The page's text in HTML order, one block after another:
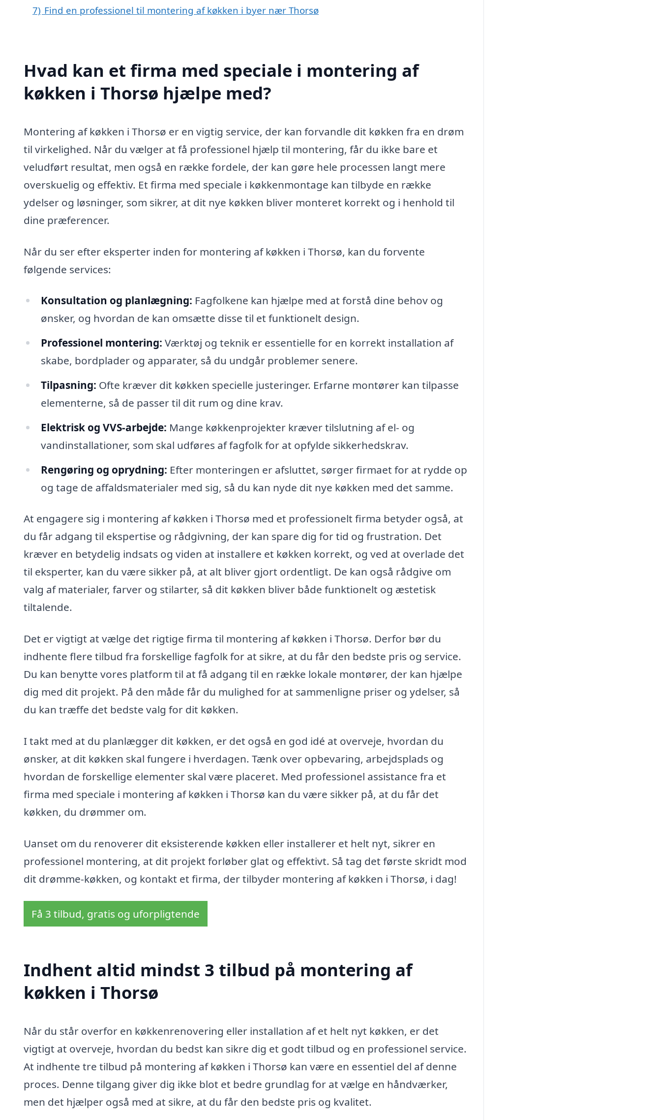
7) Find en professionel til montering af køkken i byer nær Thorsø
Hvad kan et firma med speciale i montering af
køkken i Thorsø hjælpe med?
Montering af køkken i Thorsø er en vigtig service, der kan forvandle dit køkken fra en drøm
til virkelighed. Når du vælger at få professionel hjælp til montering, får du ikke bare et
veludført resultat, men også en række fordele, der kan gøre hele processen langt mere
overskuelig og effektiv. Et firma med speciale i køkkenmontage kan tilbyde en række
ydelser og løsninger, som sikrer, at dit nye køkken bliver monteret korrekt og i henhold til
dine præferencer.
Når du ser efter eksperter inden for montering af køkken i Thorsø, kan du forvente
følgende services:
Konsultation og planlægning: Fagfolkene kan hjælpe med at forstå dine behov og
ønsker, og hvordan de kan omsætte disse til et funktionelt design.
Professionel montering: Værktøj og teknik er essentielle for en korrekt installation af
skabe, bordplader og apparater, så du undgår problemer senere.
Tilpasning: Ofte kræver dit køkken specielle justeringer. Erfarne montører kan tilpasse
elementerne, så de passer til dit rum og dine krav.
Elektrisk og VVS-arbejde: Mange køkkenprojekter kræver tilslutning af el- og
vandinstallationer, som skal udføres af fagfolk for at opfylde sikkerhedskrav.
Rengøring og oprydning: Efter monteringen er afsluttet, sørger firmaet for at rydde op
og tage de affaldsmaterialer med sig, så du kan nyde dit nye køkken med det samme.
At engagere sig i montering af køkken i Thorsø med et professionelt firma betyder også, at
du får adgang til ekspertise og rådgivning, der kan spare dig for tid og frustration. Det
kræver en betydelig indsats og viden at installere et køkken korrekt, og ved at overlade det
til eksperter, kan du være sikker på, at alt bliver gjort ordentligt. De kan også rådgive om
valg af materialer, farver og stilarter, så dit køkken bliver både funktionelt og æstetisk
tiltalende.
Det er vigtigt at vælge det rigtige firma til montering af køkken i Thorsø. Derfor bør du
indhente flere tilbud fra forskellige fagfolk for at sikre, at du får den bedste pris og service.
Du kan benytte vores platform til at få adgang til en række lokale montører, der kan hjælpe
dig med dit projekt. På den måde får du mulighed for at sammenligne priser og ydelser, så
du kan træffe det bedste valg for dit køkken.
I takt med at du planlægger dit køkken, er det også en god idé at overveje, hvordan du
ønsker, at dit køkken skal fungere i hverdagen. Tænk over opbevaring, arbejdsplads og
hvordan de forskellige elementer skal være placeret. Med professionel assistance fra et
firma med speciale i montering af køkken i Thorsø kan du være sikker på, at du får det
køkken, du drømmer om.
Uanset om du renoverer dit eksisterende køkken eller installerer et helt nyt, sikrer en
professionel montering, at dit projekt forløber glat og effektivt. Så tag det første skridt mod
dit drømme-køkken, og kontakt et firma, der tilbyder montering af køkken i Thorsø, i dag!
Få 3 tilbud, gratis og uforpligtende
Indhent altid mindst 3 tilbud på montering af
køkken i Thorsø
Når du står overfor en køkkenrenovering eller installation af et helt nyt køkken, er det
vigtigt at overveje, hvordan du bedst kan sikre dig et godt tilbud og en professionel service.
At indhente tre tilbud på montering af køkken i Thorsø kan være en essentiel del af denne
proces. Denne tilgang giver dig ikke blot et bedre grundlag for at vælge en håndværker,
men det hjælper også med at sikre, at du får den bedste pris og kvalitet.